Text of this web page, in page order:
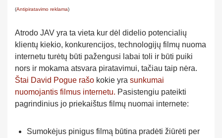
(Antipiratavimo reklama)
Atrodo JAV yra ta vieta kur dėl didelio potencialių
klientų kiekio, konkurencijos, technologijų filmų nuoma
internetu turėtų būti pažengusi labai toli ir būti puiki
nors ir mokama atsvara piratavimui, tačiau taip nėra.
Štai David Pogue rašo kokie yra sunkumai
nuomojantis filmus internetu. Pasistengiu pateikti
pagrindinius jo priekaištus filmų nuomai internete:
Sumokėjus pinigus filmą būtina pradėti žiūrėti per